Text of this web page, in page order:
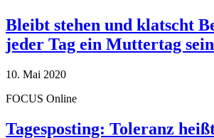
Bleibt stehen und klatscht
jeder Tag ein Muttertag
10. Mai 2020
FOCUS Online
Tagesposting: Toleranz